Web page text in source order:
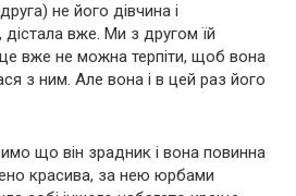
не його дівчина і
вже. Ми з другом їй
вже не можна терпіти, щоб вона
з ним. Але вона і в цей раз його
що він зрадник і вона повинна
красива, за нею юрбами